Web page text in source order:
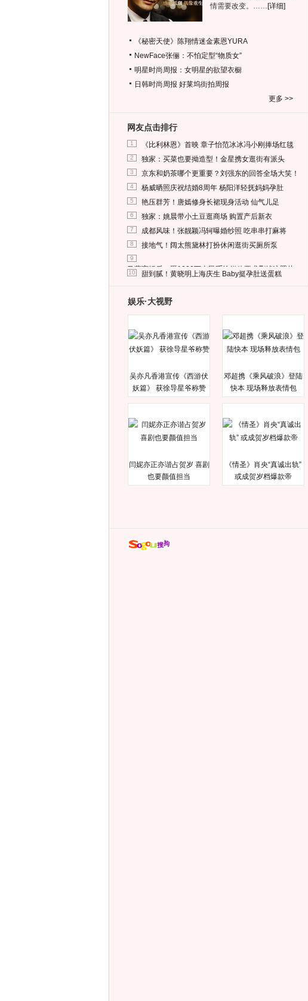
情需要改变。…… [详细]
《秘密天使》陈翔情迷金素恩YURA
NewFace张俪：不怕定型“物质女”
明星时尚周报：女明星的欲望衣橱
日韩时尚周报 好莱坞街拍周报
更多 >>
网友点击排行
1 《比利林恩》首映 章子怡范冰冰冯小刚捧场红毯
2 独家：买菜也要拗造型！金星携女逛街有派头
3 京东和奶茶哪个更重要？刘强东的回答全场大笑！
4 杨威晒照庆祝结婚8周年 杨阳洋轻抚妈妈孕肚
5 艳压群芳！唐嫣修身长裙现身活动 仙气儿足
6 独家：姚晨带小土豆逛商场 购置产后新衣
7 成都风味！张靓颖冯轲曝婚纱照 吃串串打麻将
8 接地气！阔太熊黛林打扮休闲逛街买厕所泵
9
马蓉离婚后，砸1000万人民币给媒体要求删掉这照片
10 甜到腻！黄晓明上海庆生 Baby挺孕肚送蛋糕
娱乐·大视野
吴亦凡香港宣传《西游伏
妖篇》 获徐导星爷称赞
邓超携《乘风破浪》登陆
快本 现场释放表情包
闫妮亦正亦谐占贺岁 喜剧
也要颜值担当
《情圣》肖央“真诚出轨”
或成贺岁档爆款帝